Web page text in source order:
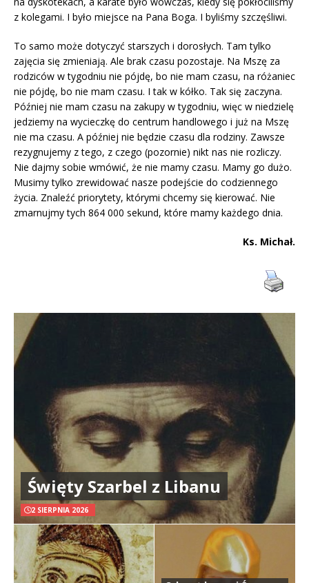
z kolegami. I było miejsce na Pana Boga. I byliśmy szczęśliwi.
To samo może dotyczyć starszych i dorosłych. Tam tylko
zajęcia się zmieniają. Ale brak czasu pozostaje. Na Mszę za
rodziców w tygodniu nie pójdę, bo nie mam czasu, na różaniec
nie pójdę, bo nie mam czasu. I tak w kółko. Tak się zaczyna.
Później nie mam czasu na zakupy w tygodniu, więc w niedzielę
jedziemy na wycieczkę do centrum handlowego i już na Mszę
nie ma czasu. A później nie będzie czasu dla rodziny. Zawsze
rezygnujemy z tego, z czego (pozornie) nikt nas nie rozliczy.
Nie dajmy sobie wmówić, że nie mamy czasu. Mamy go dużo.
Musimy tylko zrewidować nasze podejście do codziennego
życia. Znaleźć priorytety, którymi chcemy się kierować. Nie
zmarnujmy tych 864 000 sekund, które mamy każdego dnia.
Ks. Michał.
Święty Szarbel z Libanu
2 SIERPNIA 2026